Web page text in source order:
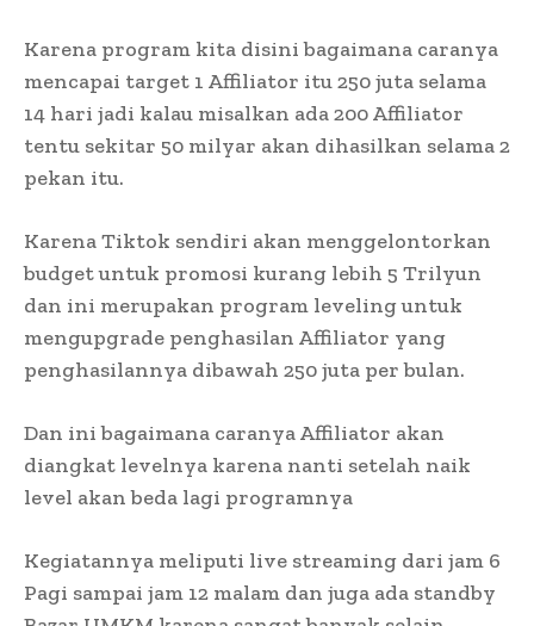
Karena program kita disini bagaimana caranya
mencapai target 1 Affiliator itu 250 juta selama
14 hari jadi kalau misalkan ada 200 Affiliator
tentu sekitar 50 milyar akan dihasilkan selama 2
pekan itu.
Karena Tiktok sendiri akan menggelontorkan
budget untuk promosi kurang lebih 5 Trilyun
dan ini merupakan program leveling untuk
mengupgrade penghasilan Affiliator yang
penghasilannya dibawah 250 juta per bulan.
Dan ini bagaimana caranya Affiliator akan
diangkat levelnya karena nanti setelah naik
level akan beda lagi programnya
Kegiatannya meliputi live streaming dari jam 6
Pagi sampai jam 12 malam dan juga ada standby